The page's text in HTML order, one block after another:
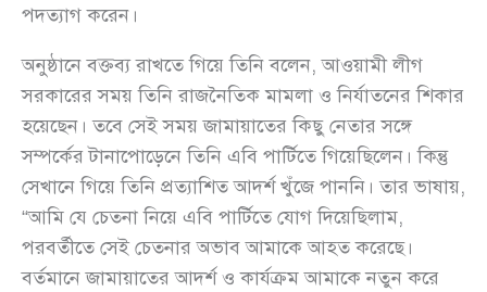
পদত্যাগ করেন।
অনুষ্ঠানে বক্তব্য রাখতে গিয়ে তিনি বলেন, আওয়ামী লীগ
সরকারের সময় তিনি রাজনৈতিক মামলা ও নির্যাতনের শিকার
হয়েছেন। তবে সেই সময় জামায়াতের কিছু নেতার সঙ্গে
সম্পর্কের টানাপোড়েনে তিনি এবি পার্টিতে গিয়েছিলেন। কিন্তু
সেখানে গিয়ে তিনি প্রত্যাশিত আদর্শ খুঁজে পাননি। তার ভাষায়,
“আমি যে চেতনা নিয়ে এবি পার্টিতে যোগ দিয়েছিলাম,
পরবর্তীতে সেই চেতনার অভাব আমাকে আহত করেছে।
বর্তমানে জামায়াতের আদর্শ ও কার্যক্রম আমাকে নতুন করে